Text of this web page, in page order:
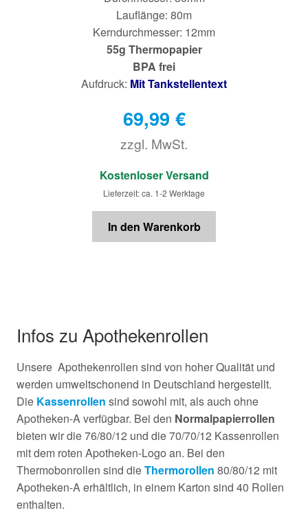
Lauflänge: 80m
Kerndurchmesser: 12mm
55g Thermopapier
BPA frei
Aufdruck: Mit Tankstellentext
69,99 €
zzgl. MwSt.
€
Kostenloser Versand
Lieferzeit: ca. 1-2 Werktage
In den Warenkorb
Infos zu Apothekenrollen
Unsere Apothekenrollen sind von hoher Qualität und
werden umweltschonend in Deutschland hergestellt.
Die Kassenrollen sind sowohl mit, als auch ohne
Apotheken-A verfügbar. Bei den Normalpapierrollen
bieten wir die 76/80/12 und die 70/70/12 Kassenrollen
mit dem roten Apotheken-Logo an. Bei den
Thermobonrollen sind dieThermorollen 80/80/12 mit
Apotheken-A erhältlich, in einem Karton sind 40 Rollen
enthalten.